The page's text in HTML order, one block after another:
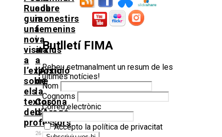
Rueda
guia
una
nova
visita
a
l’exposició
sobre
els
textos
dels
professors
sobre
monestirs
femenins
i
arxius
a
l’Arxiu
de
la
Corona
d’Aragó
26
Butlletí FIMA
Rebeu setmanalment un resum de les
últimes notícies!
Nom
Cognoms
Correu electrònic
Accepto la política de privacitat